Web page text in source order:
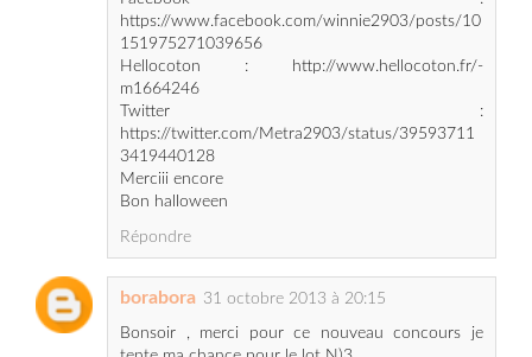
m1664246
Twitter :
https://twitter.com/Metra2903/status/39593711
3419440128
Merciii encore
Bon halloween
Répondre
Bonsoir , merci pour ce nouveau concours je
tente ma chance pour le lot N)3
je suis membre borabora
je suis fan sur fb sabine pichoux mailfert
j'ai relayée sur hc http://www.hellocoton.fr/-